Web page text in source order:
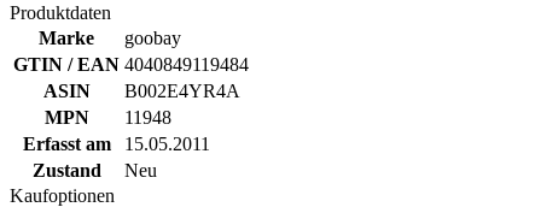
Produktdaten
Marke
goobay
GTIN / EAN 4040849119484
ASIN
B002E4YR4A
MPN
11948
Erfasst am
15.05.2011
Zustand
Neu
Kaufoptionen